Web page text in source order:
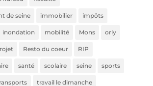
de seine immobilier impôts
inondation mobilité Mons orly
Resto du coeur RIP
santé scolaire seine sports
travail le dimanche